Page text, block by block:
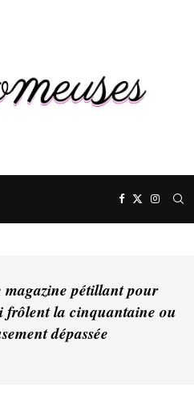
magazine pétillant pour
frôlent la cinquantaine ou
dépassée